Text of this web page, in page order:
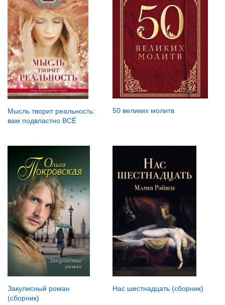
Мысль творит реальность:
вам подвластно ВСЁ
50 великих молитв
Закулисный роман
(сборник)
Нас шестнадцать (сборник)